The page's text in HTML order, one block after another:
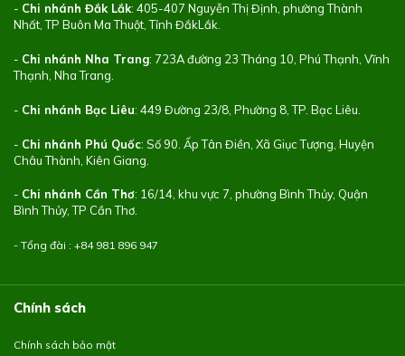
- Chi nhánh Đắk Lắk: 405-407 Nguyễn Thị Định, phường Thành
Nhất, TP Buôn Ma Thuột, Tỉnh ĐắkLắk.
- Chi nhánh Nha Trang: 723A đường 23 Tháng 10, Phú Thạnh, Vĩnh
Thạnh, Nha Trang.
- Chi nhánh Bạc Liêu: 449 Đường 23/8, Phường 8, TP. Bạc Liêu.
- Chi nhánh Phú Quốc: Số 90. Ấp Tân Điền, Xã Giục Tượng, Huyện
Châu Thành, Kiên Giang.
- Chi nhánh Cần Thơ: 16/14, khu vực 7, phường Bình Thủy, Quận
Bình Thủy, TP Cần Thơ.
- Tổng đài : +84 981 896 947
Chính sách
Chính sách bảo mật